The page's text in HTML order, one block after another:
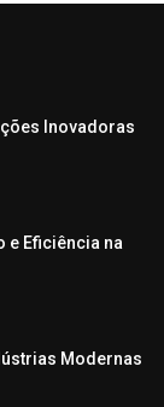
Inovadoras
e Eficiência na
Modernas